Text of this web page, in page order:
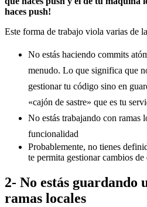
haces push!
Este forma de trabajo viola varias de
No estás haciendo commits
menudo. Lo que significa que
gestionar tu código sino en
«cajón de sastre» que es tu
No estás trabajando con ramas
funcionalidad
Probablemente, no tienes
te permita gestionar cambios
2- No estás guardando
ramas locales